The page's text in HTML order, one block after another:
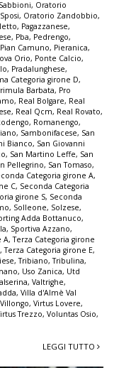
, Oratorio
, Oratorio Zandobbio,
, Pagazzanese,
, Pba, Pedrengo,
Pian Camuno, Pieranica,
Orio, Ponte Calcio,
, Pradalunghese,
Categoria girone D,
Barbata, Pro
, Real Bolgare, Real
, Real Qcm, Real Rovato,
, Romanengo,
, Sambonifacese, San
Bianco, San Giovanni
, San Martino Leffe, San
Pellegrino, San Tomaso,
Categoria girone A,
C, Seconda Categoria
girone S, Seconda
, Solleone, Solzese,
Adda Bottanuco,
, Sportiva Azzano,
A,Terza Categoria girone
,Terza Categoria girone E,
,Tribiano,Tribulina,
, Uso Zanica, Utd
, Valtrighe,
, Villa d'Almè Val
Villongo, Virtus Lovere,
Trezzo, Voluntas Osio,
LEGGI TUTTO